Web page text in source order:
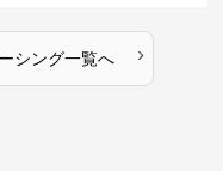
シング一覧へ ›